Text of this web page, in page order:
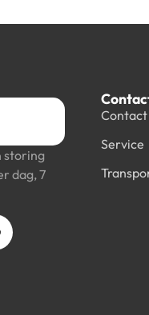
storing
dag, 7
Contact
Service